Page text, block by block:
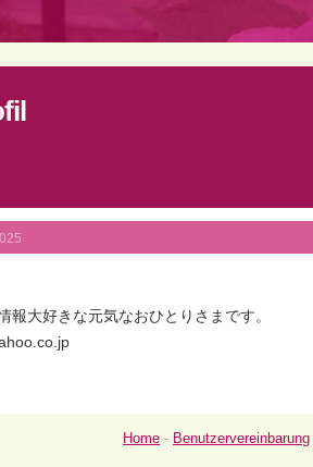
報大好きな元気なおひとりさまです。
Home - Benutzervereinbarung